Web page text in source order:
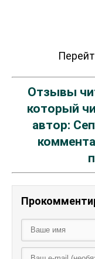
Отзывы
который
автор: